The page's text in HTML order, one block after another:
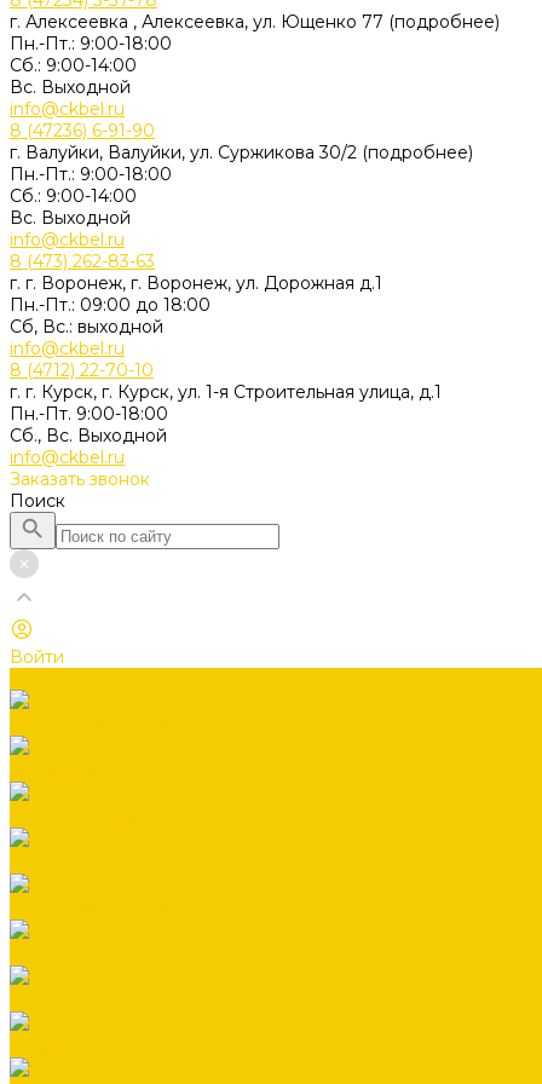
г. Алексеевка , Алексеевка, ул. Ющенко 77 (подробнее)
Пн.-Пт.: 9:00-18:00
Сб.: 9:00-14:00
Вс. Выходной
info@ckbel.ru
8 (47236) 6-91-90
г. Валуйки, Валуйки, ул. Суржикова 30/2 (подробнее)
Пн.-Пт.: 9:00-18:00
Сб.: 9:00-14:00
Вс. Выходной
info@ckbel.ru
8 (473) 262-83-63
г. г. Воронеж, г. Воронеж, ул. Дорожная д.1
Пн.-Пт.: 09:00 до 18:00
Сб, Вс.: выходной
info@ckbel.ru
8 (4712) 22-70-10
г. г. Курск, г. Курск, ул. 1-я Строительная улица, д.1
Пн.-Пт. 9:00-18:00
Сб., Вс. Выходной
info@ckbel.ru
Заказать звонок
Поиск
Войти